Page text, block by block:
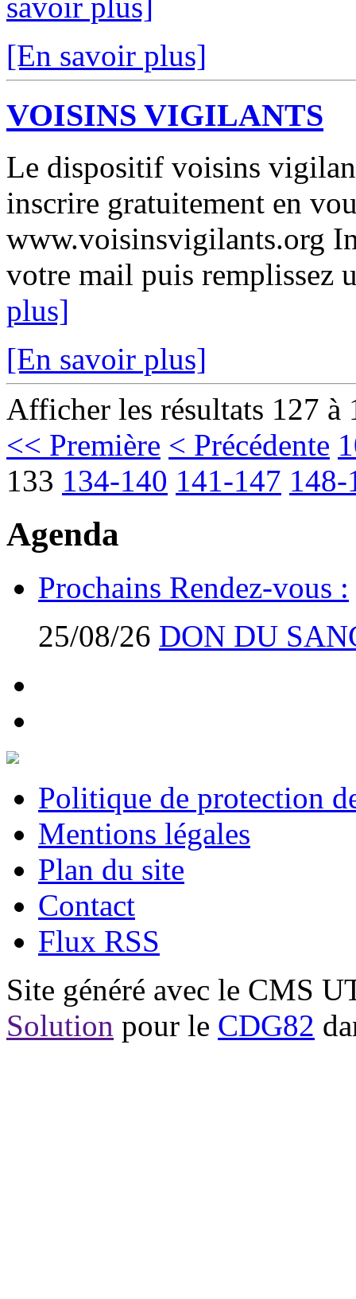
savoir plus]
[En savoir plus]
VOISINS VIGILANTS
Le dispositif voisins
inscrire gratuitement en
www.voisinsvigilants.org
votre mail puis remplissez
plus]
[En savoir plus]
Afficher les résultats 127 à
<< Première < Précédente
133 134-140 141-147 148-
Agenda
Prochains Rendez-vous :
25/08/26 DON DU
Politique de protection
Mentions légales
Plan du site
Contact
Flux RSS
Site généré avec le CMS
Solution pour le CDG82